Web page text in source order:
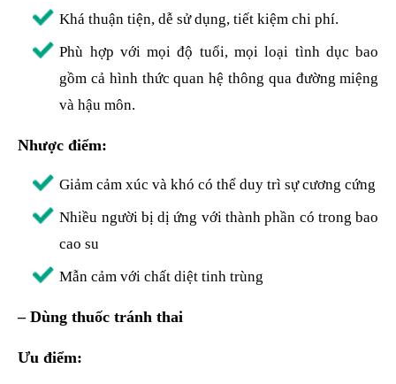
Khá thuận tiện, dễ sử dụng, tiết kiệm chi phí.
Phù hợp với mọi độ tuổi, mọi loại tình dục bao
gồm cả hình thức quan hệ thông qua đường miệng
và hậu môn.
Nhược điểm:
Giảm cảm xúc và khó có thể duy trì sự cương cứng
Nhiều người bị dị ứng với thành phần có trong bao
cao su
Mẫn cảm với chất diệt tinh trùng
– Dùng thuốc tránh thai
Ưu điểm: